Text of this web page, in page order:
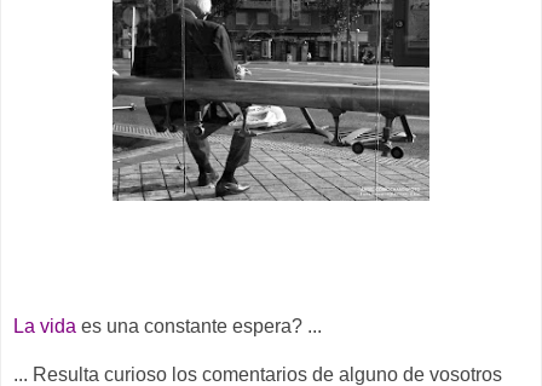
La vida es una constante espera? ...
... Resulta curioso los comentarios de alguno de vosotros